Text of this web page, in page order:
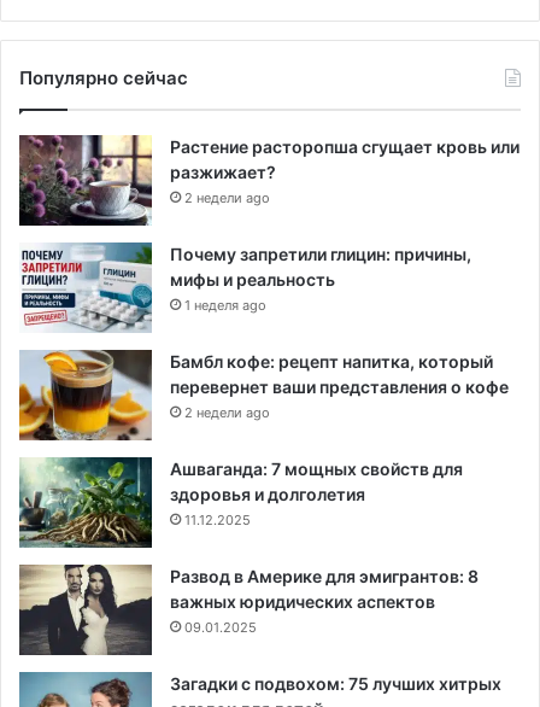
Популярно сейчас
Растение расторопша сгущает кровь или
разжижает?
2 недели ago
Почему запретили глицин: причины,
мифы и реальность
1 неделя ago
Бамбл кофе: рецепт напитка, который
перевернет ваши представления о кофе
2 недели ago
Ашваганда: 7 мощных свойств для
здоровья и долголетия
11.12.2025
Развод в Америке для эмигрантов: 8
важных юридических аспектов
09.01.2025
Загадки с подвохом: 75 лучших хитрых